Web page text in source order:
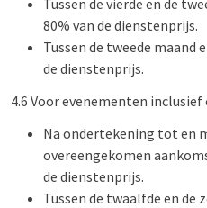
Tussen de vierde en de
80% van de dienstenprijs.
Tussen de tweede maand
de dienstenprijs.
4.6 Voor evenementen
Na ondertekening tot en
overeengekomen
de dienstenprijs.
Tussen de twaalfde en de